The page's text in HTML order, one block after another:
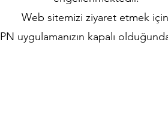
Web sitemizi ziyaret etmek
uygulamanızın kapalı